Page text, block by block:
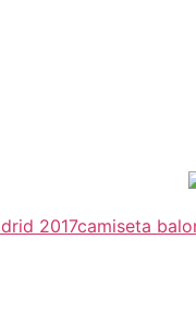
2017camiseta